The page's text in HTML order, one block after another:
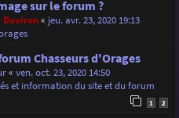
sur le forum ?
Daviron« jeu. avr. 23, 2020 19:13
Chasseurs d'Orages
« ven. oct. 23, 2020 14:50
et information du site et du forum
1 2